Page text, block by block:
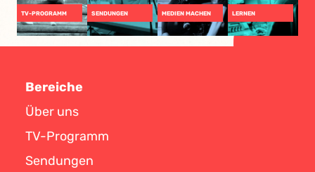
TV-PROGRAMM SENDUNGEN MEDIEN MACHEN LERNEN
Bereiche
Über uns
TV-Programm
Sendungen